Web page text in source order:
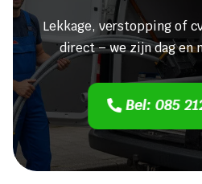
Lekkage, verstopping of
direct – we zijn dag en
Bel: 085